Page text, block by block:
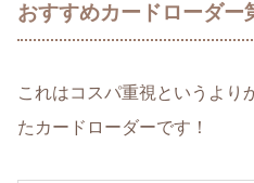
おすすめカードローダー
これはコスパ重視というより
たカードローダーです！